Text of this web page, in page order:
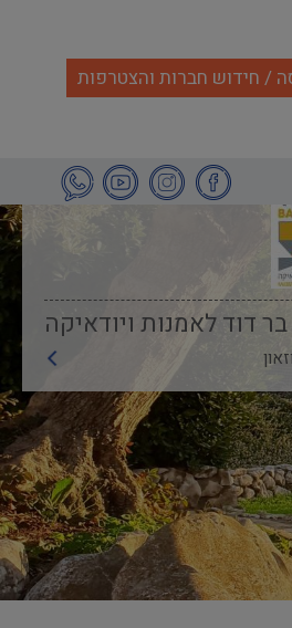
/ חידוש חברות והצטרפות
בר דוד לאמנות ויודאיקה